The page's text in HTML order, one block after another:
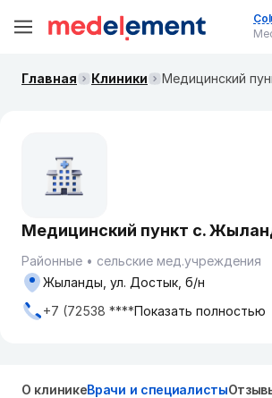
Главная Клиники Медицинский
Медицинский пункт с.
Районные
сельские мед.учреждения
Жыланды, ул. Достык, б/н
+7 (72538 ****Показать полностью
О клиникеВрачи и специалисты